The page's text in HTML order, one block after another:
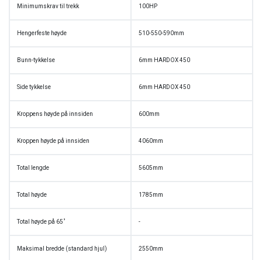
Minimumskrav til trekk 100HP
Hengerfeste høyde 510-550-590mm
Bunn-tykkelse 6mm HARDOX 450
Side tykkelse 6mm HARDOX 450
Kroppens høyde på innsiden 600mm
Kroppen høyde på innsiden 4060mm
Total lengde 5605mm
Total høyde 1785mm
Total høyde på 65˚ -
Maksimal bredde (standard hjul) 2550mm